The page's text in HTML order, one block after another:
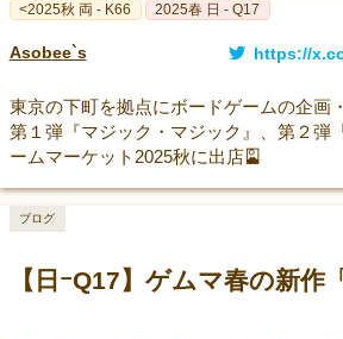
<2025秋 両 - K66 2025春 日 - Q17
Asobee`s https://
東京の下町を拠点にボードゲームの企画
第１弾『マジック・マジック』、第２弾
ームマーケット2025秋に出店🎴
【日ｰQ17】ゲムマ春の新作
ブログ